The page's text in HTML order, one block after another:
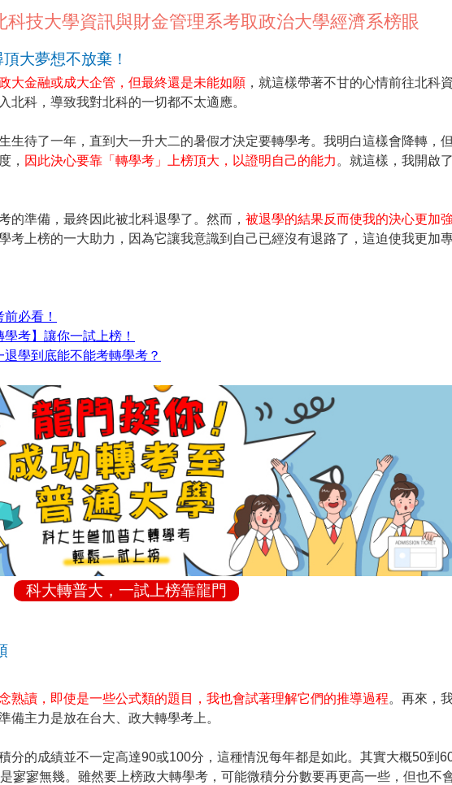
科技大學資訊與財金管理系考取政治大學經濟系榜眼
大夢想不放棄！
大金融或成大企管，但最終還是未能如願 ，就這樣帶著不甘的心情前往北科
北科，導致我對北科的一切都不太適應。
生待了一年，直到大一升大二的暑假才決定要轉學考。我明白這樣會降轉，
， 因此決心要靠「轉學考」上榜頂大，以證明自己的能力 。就這樣，我開啟
的準備，最終因此被北科退學了。然而， 被退學的結果反而使我的決心更加
考上榜的一大助力，因為它讓我意識到自己已經沒有退路了，這迫使我更加
必看！
考】讓你一試上榜！
學到底能不能考轉學考？
科大轉普大，一試上榜靠龍門
熟讀，即使是一些公式類的題目，我也會試著理解它們的推導過程。再來，
備主力是放在台大、政大轉學考上。
分的成績並不一定高達90或100分，這種情況每年都是如此。其實大概50到
寥寥無幾。雖然要上榜政大轉學考，可能微積分分數要再更高一些，但也不